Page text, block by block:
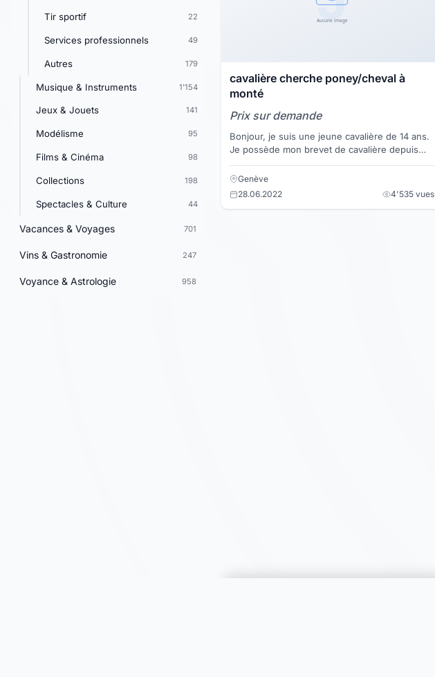
Tir sportif 22
Services professionnels 49
Autres 179
Musique & Instruments 1'154
Jeux & Jouets 141
Modélisme 95
Films & Cinéma 98
Collections 198
Spectacles & Culture 44
Vacances & Voyages 701
Vins & Gastronomie 247
Voyance & Astrologie 958
cavalière cherche poney/cheval à
monté
Prix sur demande
Bonjour, je suis une jeune cavalière de 14 ans.
Je possède mon brevet de cavalière depuis
ans. Je ch...
Genève
28.06.2022
4'535 vues